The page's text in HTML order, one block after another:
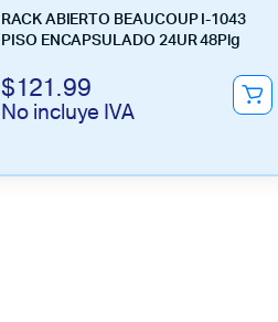
RACK ABIERTO BEAUCOUP I-1043
PISO ENCAPSULADO 24UR 48Plg
$121.99
No incluye IVA